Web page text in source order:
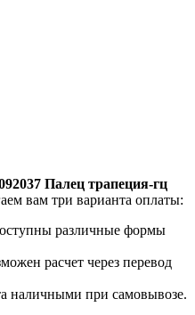
Палец трапеция-гц
вам три варианта оплаты:
различные формы
расчет через перевод
наличными при самовывозе.